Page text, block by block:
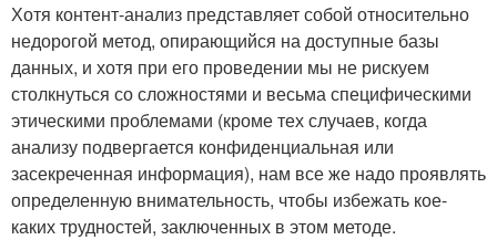
Хотя контент-анализ представляет собой относительно
недорогой метод, опирающийся на доступные базы
данных, и хотя при его проведении мы не рискуем
столкнуться со сложностями и весьма специфическими
этическими проблемами (кроме тех случаев, когда
анализу подвергается конфиденциальная или
засекреченная информация), нам все же надо проявлять
определенную внимательность, чтобы избежать кое-
каких трудностей, заключенных в этом методе.